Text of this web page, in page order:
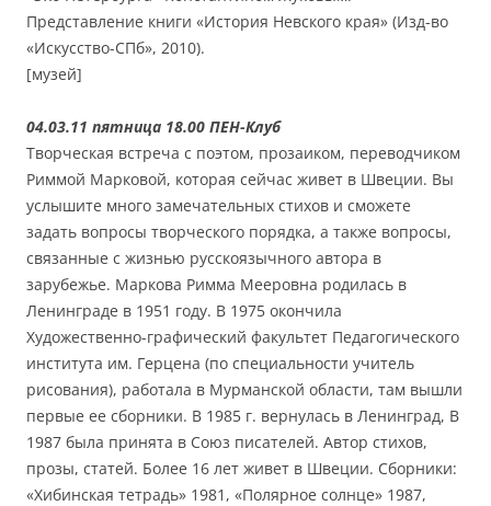
Представление книги «История Невского края» (Изд-во
«Искусство-СПб», 2010).
[музей]
04.03.11 пятница 18.00 ПЕН-Клуб
Творческая встреча с поэтом, прозаиком, переводчиком
Риммой Марковой, которая сейчас живет в Швеции. Вы
услышите много замечательных стихов и сможете
задать вопросы творческого порядка, а также вопросы,
связанные с жизнью русскоязычного автора в
зарубежье. Маркова Римма Мееровна родилась в
Ленинграде в 1951 году. В 1975 окончила
Художественно-графический факультет Педагогического
института им. Герцена (по специальности учитель
рисования), работала в Мурманской области, там вышли
первые ее сборники. В 1985 г. вернулась в Ленинград, В
1987 была принята в Союз писателей. Автор стихов,
прозы, статей. Более 16 лет живет в Швеции. Сборники:
«Хибинская тетрадь» 1981, «Полярное солнце» 1987,